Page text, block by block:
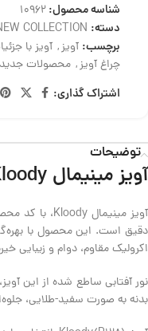
شناسه محصول:10962
دسته: COLLECTION
برچسب: آویز, آویز با
چراغ آویز, محصولات جدید
اشتراک گذاری:
توضیحات
آویز مینیمال Kloody
دقیق است. این محصول با
اکرولیک مقاوم، دوام و زیبایی
نور آفتابی ساطع شده از این
بدنه به صورت سفید-طلایی،